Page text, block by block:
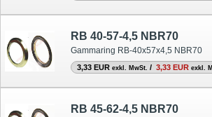
RB 40-57-4,5 NBR70
Gammaring RB-40x57x4,5 NBR70
3,33 EUR exkl. MwSt. / 3,33 EUR exkl.
RB 45-62-4,5 NBR70